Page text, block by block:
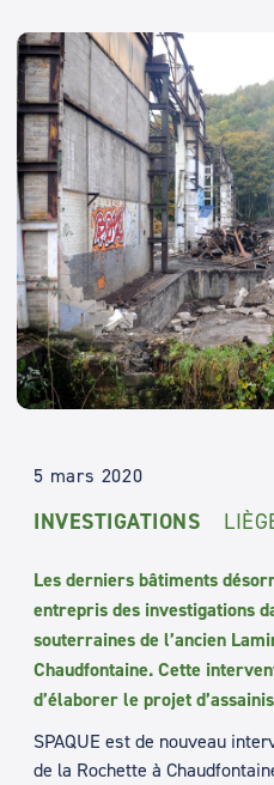
5 mars 2020
INVESTIGATIONS
Les derniers bâtiments
entrepris des investigations
souterraines de l’ancien
Chaudfontaine. Cette
d’élaborer le projet
SPAQUE est de nouveau
de la Rochette à